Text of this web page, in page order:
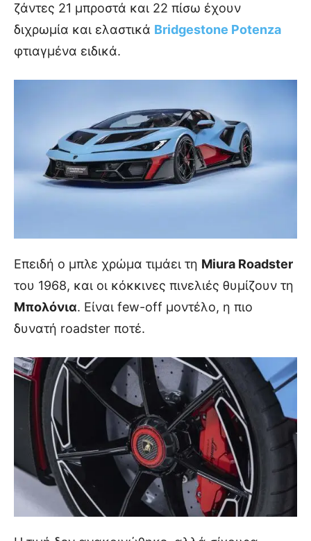
ζάντες 21 μπροστά και 22 πίσω έχουν
διχρωμία και ελαστικά Bridgestone Potenza
φτιαγμένα ειδικά.
Επειδή ο μπλε χρώμα τιμάει τη Miura Roadster
του 1968, και οι κόκκινες πινελιές θυμίζουν τη
Μπολόνια. Είναι few-off μοντέλο, η πιο
δυνατή roadster ποτέ.